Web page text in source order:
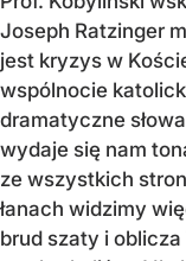
Joseph Ratzinger
jest kryzys w
wspólnocie
dramatyczne
wydaje się nam
ze wszystkich
łanach widzimy
brud szaty i oblicza